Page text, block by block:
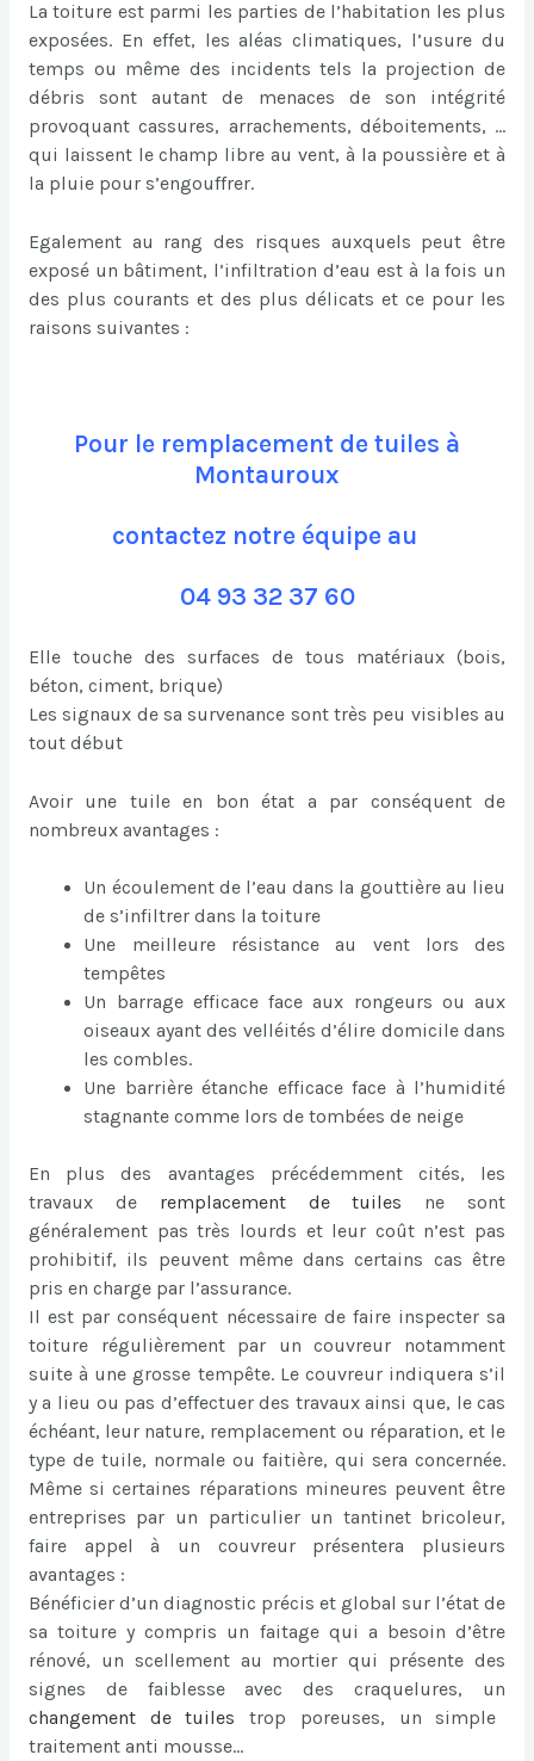
La toiture est parmi les parties de l’habitation les plus
exposées. En effet, les aléas climatiques, l’usure du
temps ou même des incidents tels la projection de
débris sont autant de menaces de son intégrité
provoquant cassures, arrachements, déboitements, …
qui laissent le champ libre au vent, à la poussière et à
la pluie pour s’engouffrer.
Egalement au rang des risques auxquels peut être
exposé un bâtiment, l’infiltration d’eau est à la fois un
des plus courants et des plus délicats et ce pour les
raisons suivantes :
Pour le remplacement de tuiles à
Montauroux
contactez notre équipe au
04 93 32 37 60
Elle touche des surfaces de tous matériaux (bois,
béton, ciment, brique)
Les signaux de sa survenance sont très peu visibles au
tout début
Avoir une tuile en bon état a par conséquent de
nombreux avantages :
Un écoulement de l’eau dans la gouttière au lieu
de s’infiltrer dans la toiture
Une meilleure résistance au vent lors des
tempêtes
Un barrage efficace face aux rongeurs ou aux
oiseaux ayant des velléités d’élire domicile dans
les combles.
Une barrière étanche efficace face à l’humidité
stagnante comme lors de tombées de neige
En plus des avantages précédemment cités, les
travaux de
remplacement de tuiles
ne sont
généralement pas très lourds et leur coût n’est pas
prohibitif, ils peuvent même dans certains cas être
pris en charge par l’assurance.
Il est par conséquent nécessaire de faire inspecter sa
toiture régulièrement par un couvreur notamment
suite à une grosse tempête. Le couvreur indiquera s’il
y a lieu ou pas d’effectuer des travaux ainsi que, le cas
échéant, leur nature, remplacement ou réparation, et le
type de tuile, normale ou faitière, qui sera concernée.
Même si certaines réparations mineures peuvent être
entreprises par un particulier un tantinet bricoleur,
faire appel à un couvreur présentera plusieurs
avantages :
Bénéficier d’un diagnostic précis et global sur l’état de
sa toiture y compris un faitage qui a besoin d’être
rénové, un scellement au mortier qui présente des
signes de faiblesse avec des craquelures, un
changement de tuiles trop poreuses, un simple
traitement anti mousse…